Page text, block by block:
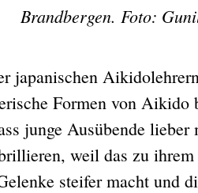
Brandbergen. Foto:
japanischen
Formen von Aikido
junge Ausübende
weil das zu
steifer macht und